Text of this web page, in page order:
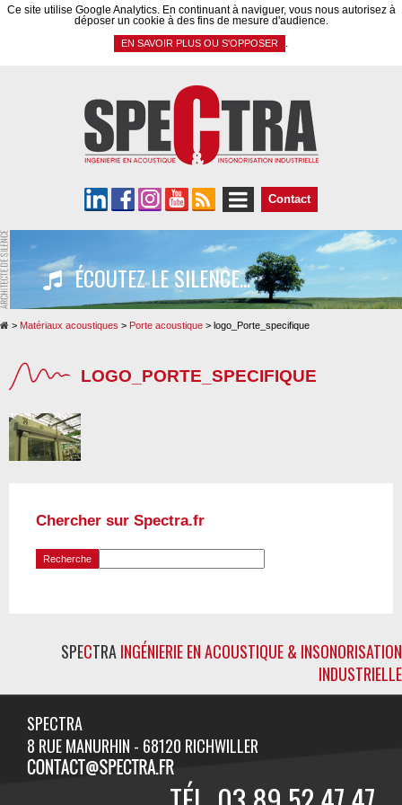
Ce site utilise Google Analytics. En continuant à naviguer, vous nous autorisez à
déposer un cookie à des fins de mesure d'audience.
EN SAVOIR PLUS OU S'OPPOSER .
Contact
ÉCOUTEZ LE SILENCE...
> Matériaux acoustiques > Porte acoustique > logo_Porte_specifique
LOGO_PORTE_SPECIFIQUE
Chercher sur Spectra.fr
SPECTRAINGÉNIERIE EN ACOUSTIQUE & INSONORISATION
INDUSTRIELLE
SPECTRA
8 RUE MANURHIN - 68120 RICHWILLER
Panneau de gestion des cookies